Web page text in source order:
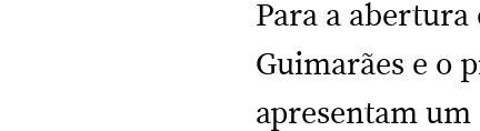
Para a abertura
Guimarães e o
apresentam